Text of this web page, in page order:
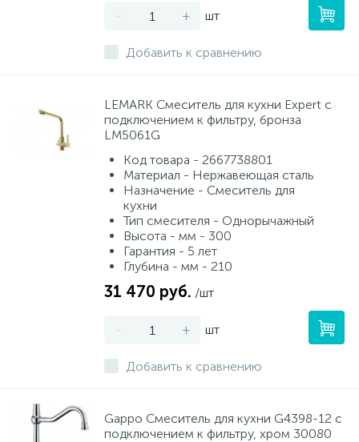
- + шт
Добавить к сравнению
LEMARK Смеситель для кухни Expert с
подключением к фильтру, бронза
LM5061G
Код товара - 2667738801
Материал - Нержавеющая сталь
Назначение - Смеситель для
кухни
Тип смесителя - Однорычажный
Высота - мм - 300
Гарантия - 5 лет
Глубина - мм - 210
31 470 руб. /шт
- + шт
Добавить к сравнению
Gappo Смеситель для кухни G4398-12 с
подключением к фильтру, хром 30080